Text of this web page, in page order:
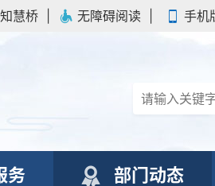
知慧桥 无障碍阅读 手机
务 部门动态